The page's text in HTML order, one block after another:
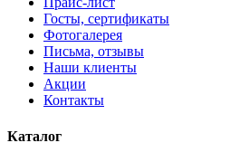
Госты, сертификаты
Фотогалерея
Письма, отзывы
Наши клиенты
Акции
Контакты
Каталог